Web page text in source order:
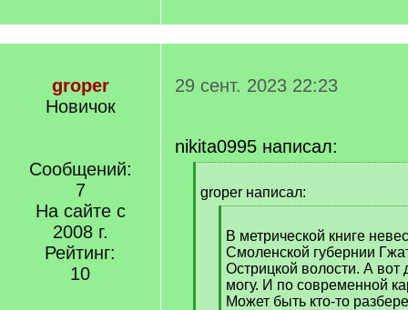
groper
Новичок
Сообщений:
7
На сайте с
2008 г.
Рейтинг:
10
29 сент. 2023 22:23
nikita0995 написал:
q
groper написал:
q
]
В метрической книге
Смоленской губернии
Острицкой волости. А вот
могу. И по современной
Может быть кто-то